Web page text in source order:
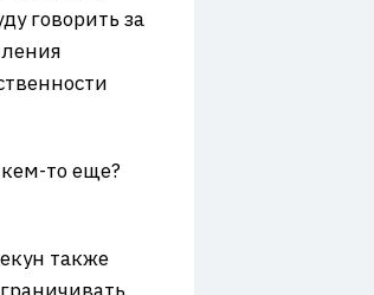
говорить за
то еще?
также